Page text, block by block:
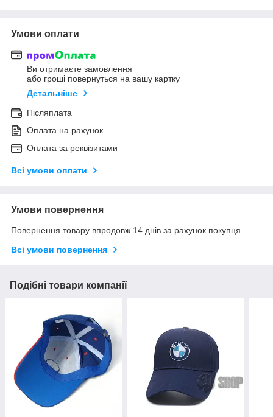
Умови оплати
Ви отримаєте замовлення
або гроші повернуться на вашу картку
Детальніше
Післяплата
Оплата на рахунок
Оплата за реквізитами
Всі умови оплати
Умови повернення
Повернення товару впродовж 14 днів за рахунок покупця
Всі умови повернення
Подібні товари компанії